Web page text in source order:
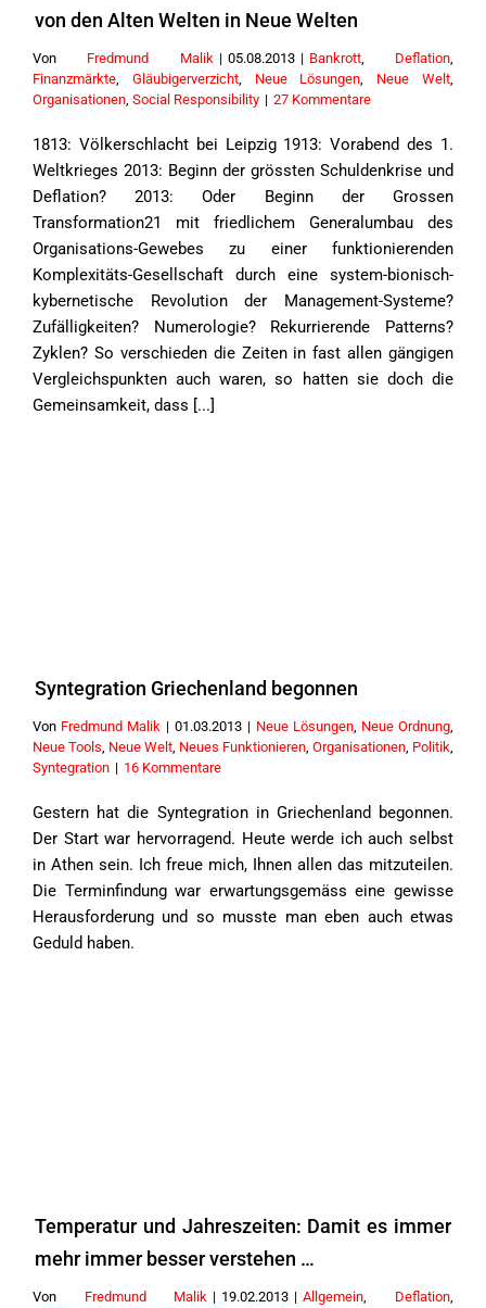
von den Alten Welten in Neue Welten
Von Fredmund Malik | 05.08.2013 | Bankrott, Deflation,
Finanzmärkte, Gläubigerverzicht, Neue Lösungen, Neue Welt,
Organisationen, Social Responsibility | 27 Kommentare
1813: Völkerschlacht bei Leipzig 1913: Vorabend des 1.
Weltkrieges 2013: Beginn der grössten Schuldenkrise und
Deflation? 2013: Oder Beginn der Grossen
Transformation21 mit friedlichem Generalumbau des
Organisations-Gewebes zu einer funktionierenden
Komplexitäts-Gesellschaft durch eine system-bionisch-
kybernetische Revolution der Management-Systeme?
Zufälligkeiten? Numerologie? Rekurrierende Patterns?
Zyklen? So verschieden die Zeiten in fast allen gängigen
Vergleichspunkten auch waren, so hatten sie doch die
Gemeinsamkeit, dass [...]
Syntegration Griechenland begonnen
Von Fredmund Malik | 01.03.2013 | Neue Lösungen, Neue Ordnung,
Neue Tools, Neue Welt, Neues Funktionieren, Organisationen, Politik,
Syntegration | 16 Kommentare
Gestern hat die Syntegration in Griechenland begonnen.
Der Start war hervorragend. Heute werde ich auch selbst
in Athen sein. Ich freue mich, Ihnen allen das mitzuteilen.
Die Terminfindung war erwartungsgemäss eine gewisse
Herausforderung und so musste man eben auch etwas
Geduld haben.
Temperatur und Jahreszeiten: Damit es immer
mehr immer besser verstehen …
Von Fredmund Malik | 19.02.2013 | Allgemein, Deflation,